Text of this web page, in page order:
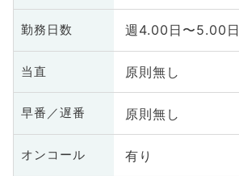
勤務日数 週4.00日〜5.00日
当直 原則無し
早番／遅番 原則無し
オンコール 有り